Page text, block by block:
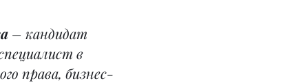
– кандидат
в
права, бизнес-